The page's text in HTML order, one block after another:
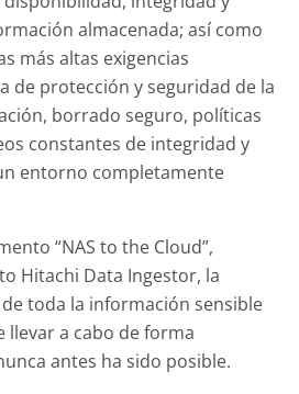
almacenada; así como
más altas exigencias
de protección y seguridad de la
borrado seguro, políticas
constantes de integridad y
entorno completamente
“NAS to the Cloud”,
Hitachi Data Ingestor, la
toda la información sensible
llevar a cabo de forma
antes ha sido posible.